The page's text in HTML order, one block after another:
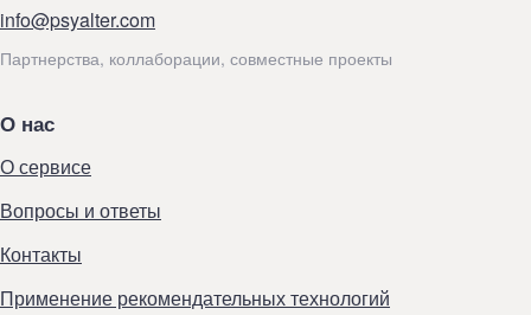
info@psyalter.com
Партнерства, коллаборации, совместные проекты
О нас
О сервисе
Вопросы и ответы
Контакты
Применение рекомендательных технологий